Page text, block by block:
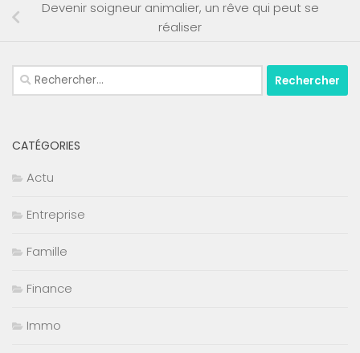
Devenir soigneur animalier, un rêve qui peut se
réaliser
Rechercher :
CATÉGORIES
Actu
Entreprise
Famille
Finance
Immo